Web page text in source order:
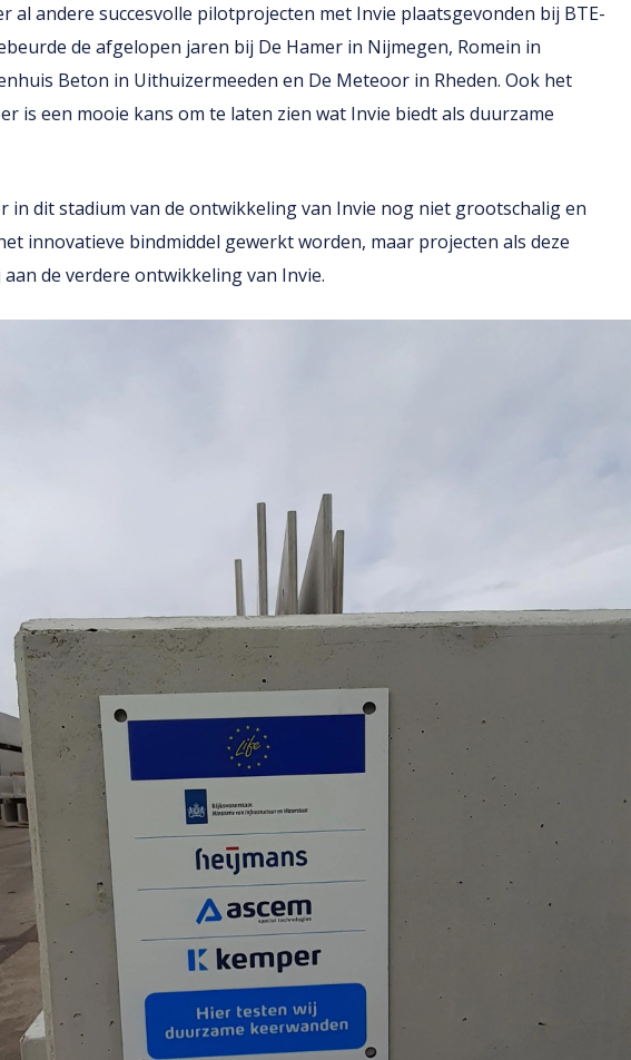
al andere succesvolle pilotprojecten met Invie plaatsgevonden bij BTE-
de afgelopen jaren bij De Hamer in Nijmegen, Romein in
Beton in Uithuizermeeden en De Meteoor in Rheden. Ook het
is een mooie kans om te laten zien wat Invie biedt als duurzame
in dit stadium van de ontwikkeling van Invie nog niet grootschalig en
innovatieve bindmiddel gewerkt worden, maar projecten als deze
de verdere ontwikkeling van Invie.